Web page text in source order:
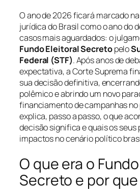
O ano de 2026 ficará marcado
jurídica do Brasil como o ano do
casos mais aguardados: o
Fundo Eleitoral Secretopelo
Federal (STF). Após anos de
expectativa, a Corte Suprema
sua decisão definitiva,
polêmico e abrindo um novo
financiamento de campanhas no
explica, passo a passo, o que
decisão significa e quais os seus
impactos no cenário político
O que era o
Secreto e por